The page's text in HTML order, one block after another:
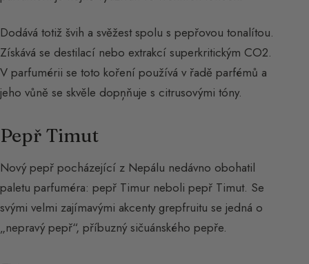
Dodává totiž švih a svěžest spolu s pepřovou tonalítou.
Získává se destilací nebo extrakcí superkritickým CO2.
V parfumérii se toto koření používá v řadě parfémů a
jeho vůně se skvěle dopņňuje s citrusovými tóny.
Pepř Timut
Nový pepř pocházející z Nepálu nedávno obohatil
paletu parfuméra: pepř Timur neboli pepř Timut. Se
svými velmi zajímavými akcenty grepfruitu se jedná o
„nepravý pepř“, příbuzný sičuánského pepře.